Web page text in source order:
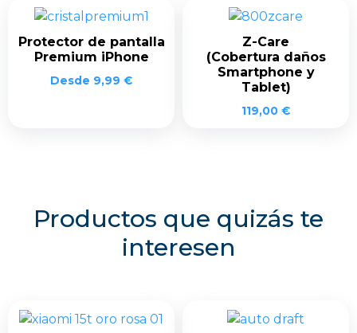
Protector de pantalla
Premium iPhone
Desde 9,99 €
Z-Care
(Cobertura daños
Smartphone y
Tablet)
119,00 €
Productos que quizás te
interesen